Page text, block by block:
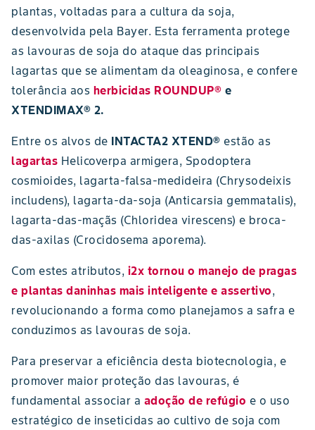
plantas, voltadas para a cultura da soja,
desenvolvida pela Bayer. Esta ferramenta protege
as lavouras de soja do ataque das principais
lagartas que se alimentam da oleaginosa, e confere
tolerância aos herbicidas ROUNDUP® e
XTENDIMAX® 2.
Entre os alvos de INTACTA2 XTEND® estão as
lagartas Helicoverpa armigera, Spodoptera
cosmioides, lagarta-falsa-medideira (Chrysodeixis
includens), lagarta-da-soja (Anticarsia gemmatalis),
lagarta-das-maçãs (Chloridea virescens) e broca-
das-axilas (Crocidosema aporema).
Com estes atributos, i2x tornou o manejo de pragas
e plantas daninhas mais inteligente e assertivo,
revolucionando a forma como planejamos a safra e
conduzimos as lavouras de soja.
Para preservar a eficiência desta biotecnologia, e
promover maior proteção das lavouras, é
fundamental associar a adoção de refúgio e o uso
estratégico de inseticidas ao cultivo de soja com